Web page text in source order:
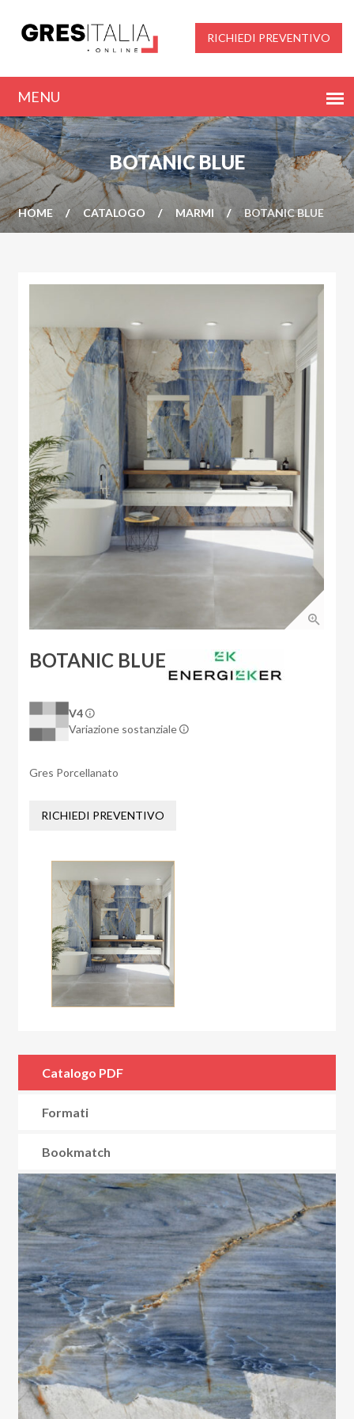
RICHIEDI PREVENTIVO
BOTANIC BLUE
HOME CATALOGO MARMI BOTANIC BLUE
BOTANIC BLUE
V4
Variazione sostanziale
Gres Porcellanato
RICHIEDI PREVENTIVO
Catalogo PDF
Formati
Bookmatch